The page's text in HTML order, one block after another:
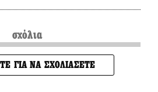
σχόλια
ΓΙΑ ΝΑ ΣΧΟΛΙΑΣΕΤΕ